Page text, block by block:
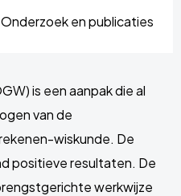
Onderzoek en publicaties
is een aanpak die al
van de
wiskunde. De
positieve resultaten. De
werkwijze